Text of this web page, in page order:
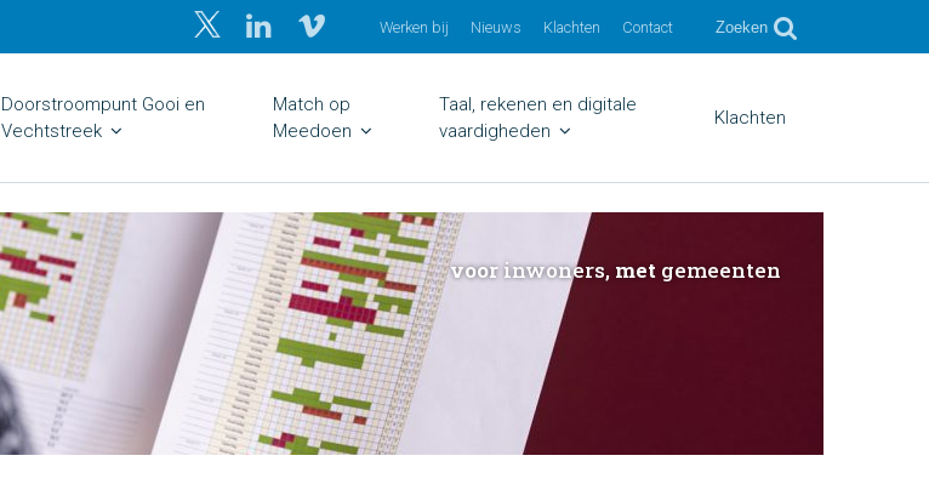
Werken bij Nieuws Klachten Contact Zoeken
Doorstroompunt Gooi en
Vechtstreek
Match op
Meedoen
Taal, rekenen en digitale
vaardigheden
Klachten
voorinwoners, met gemeenten